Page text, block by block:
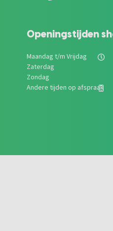
Openingstijden
Maandag t/m Vrijdag
Zaterdag
Zondag
Andere tijden op afspraak